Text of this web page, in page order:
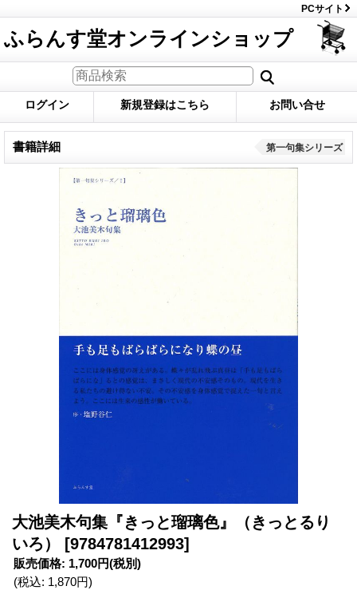
PCサイト
ふらんす堂オンラインショップ
ログイン 新規登録はこちら お問い合せ
書籍詳細 第一句集シリーズ
大池美木句集『きっと瑠璃色』（きっとるり
いろ）
[9784781412993]
販売価格: 1,700円(税別)
(税込: 1,870円)